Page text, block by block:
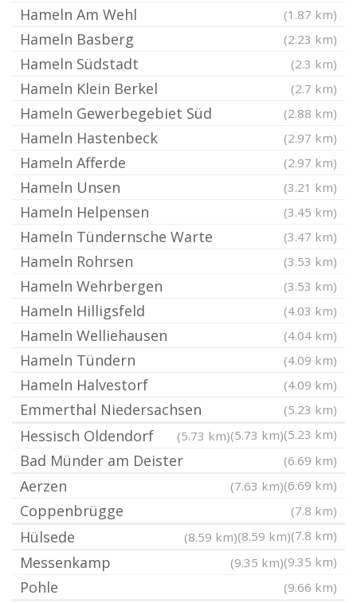
Hameln Am Wehl (1.87 km)
Hameln Basberg (2.23 km)
Hameln Südstadt (2.3 km)
Hameln Klein Berkel (2.7 km)
Hameln Gewerbegebiet Süd (2.88 km)
Hameln Hastenbeck (2.97 km)
Hameln Afferde (2.97 km)
Hameln Unsen (3.21 km)
Hameln Helpensen (3.45 km)
Hameln Tündernsche Warte (3.47 km)
Hameln Rohrsen (3.53 km)
Hameln Wehrbergen (3.53 km)
Hameln Hilligsfeld (4.03 km)
Hameln Welliehausen (4.04 km)
Hameln Tündern (4.09 km)
Hameln Halvestorf (4.09 km)
Emmerthal Niedersachsen
(5.23 km)
(5.23 km)
(5.73 km)
Hessisch Oldendorf (5.73 km)
Bad Münder am Deister
(6.69 km)
(6.69 km)
Aerzen (7.63 km)
Coppenbrügge
(7.8 km)
(7.8 km)
(8.59 km)
Hülsede
(8.59 km)
(9.35 km)
Messenkamp (9.35 km)
Pohle
(9.66 km)